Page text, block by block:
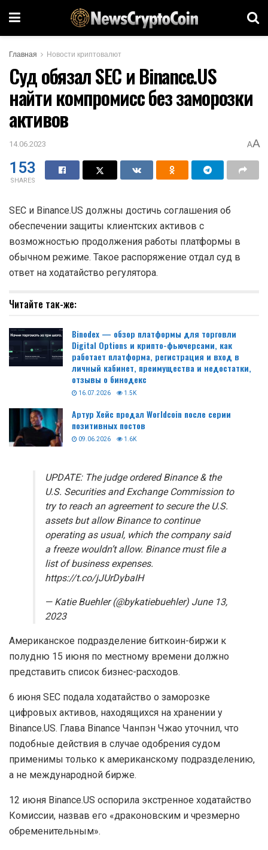
Главная Новости криптовалют
Суд обязал SEC и Binance.US
найти компромисс без заморозки
активов
14.06.2023 AA
153
SHARES
SEC и Binance.US должны достичь соглашения об
обеспечении защиты клиентских активов с
возможностью продолжения работы платформы в
обычном режиме. Такое распоряжение отдал суд в
ответ на ходатайство регулятора.
Читайте так-же:
Binodex — обзор платформы для торговли
Digital Options и крипто-фьючерсами, как
работает платформа, регистрация и вход в
личный кабинет, преимущества и недостатки,
отзывы о бинодекс
16.07.2026 1.5K
Артур Хейс продал Worldcoin после серии
позитивных постов
09.06.2026 1.6K
UPDATE: The judge ordered Binance & the
U.S. Securities and Exchange Commission to
try to reach an agreement to secure the U.S.
assets but allow Binance to continue
operating as usual, which the company said
a freeze wouldn’t allow. Binance must file a
list of business expenses.
https://t.co/jJUrDybaIH
— Katie Buehler (@bykatiebuehler) June 13,
2023
Американское подразделение биткоин-биржи к
полудню 15 июня по местному времени должно
представить список бизнес-расходов.
6 июня SEC подала ходатайство о заморозке
цифровых активов, находящихся на хранении у
Binance.US. Глава Binance Чанпэн Чжао уточнил, что
подобные действия в случае одобрения судом
применимы только к американскому подразделению,
а не международной бирже.
12 июня Binance.US оспорила экстренное ходатайство
Комиссии, назвав его «драконовским и чрезмерно
обременительным».